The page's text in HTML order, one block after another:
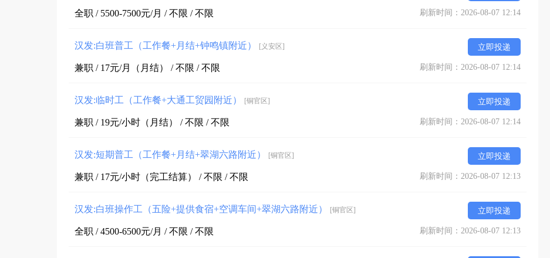
全职 / 5500-7500元/月 / 不限 / 不限 刷新时间：2026-08-07 12:14
汉发:白班普工（工作餐+月结+钟鸣镇附近） [义安区] 立即投递
兼职 / 17元/月（月结） / 不限 / 不限 刷新时间：2026-08-07 12:14
汉发:临时工（工作餐+大通工贸园附近） [铜官区] 立即投递
兼职 / 19元/小时（月结） / 不限 / 不限 刷新时间：2026-08-07 12:14
汉发:短期普工（工作餐+月结+翠湖六路附近） [铜官区] 立即投递
兼职 / 17元/小时（完工结算） / 不限 / 不限 刷新时间：2026-08-07 12:13
汉发:白班操作工（五险+提供食宿+空调车间+翠湖六路附近） [铜官区] 立即投递
全职 / 4500-6500元/月 / 不限 / 不限 刷新时间：2026-08-07 12:13